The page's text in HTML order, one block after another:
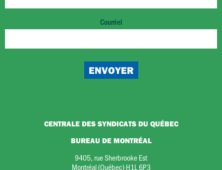
Courriel
CENTRALE DES SYNDICATS DU QUÉBEC
BUREAU DE MONTRÉAL
9405, rue Sherbrooke Est
Montréal (Québec) H1L 6P3